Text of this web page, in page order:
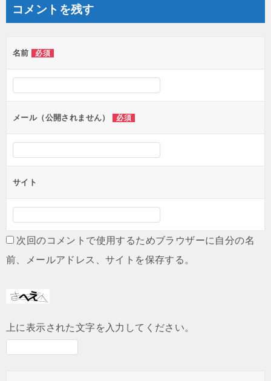
ョ
ン
コメントを残す
名前 必須
メール（公開されません） 必須
サイト
次回のコメントで使用するためブラウザーに自分の名
前、メールアドレス、サイトを保存する。
上に表示された文字を入力してください。